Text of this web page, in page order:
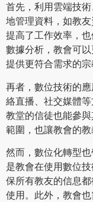
首先，利用雲端技
地管理資料，如教
提高了工作效率，
數據分析，教會可
提供更符合需求的宗
再者，數位技術的
絡直播、社交媒體
教堂的信徒也能參
範圍，也讓教會的教
然而，數位化轉型
是教會在使用數位
保所有教友的信息
使用。此外，教會